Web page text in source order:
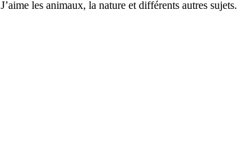
les animaux, la nature et différents autres sujets.